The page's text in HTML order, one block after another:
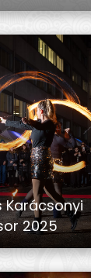
Karácsonyi
2025